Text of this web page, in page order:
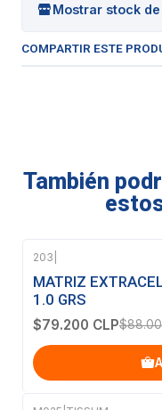
Mostrar stock
COMPARTIR ESTE
También
-10% OFF
203
MATRIZ
1.0 GRS
$79.200 CLP